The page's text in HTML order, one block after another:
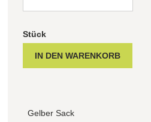
Stück
Gelber Sack